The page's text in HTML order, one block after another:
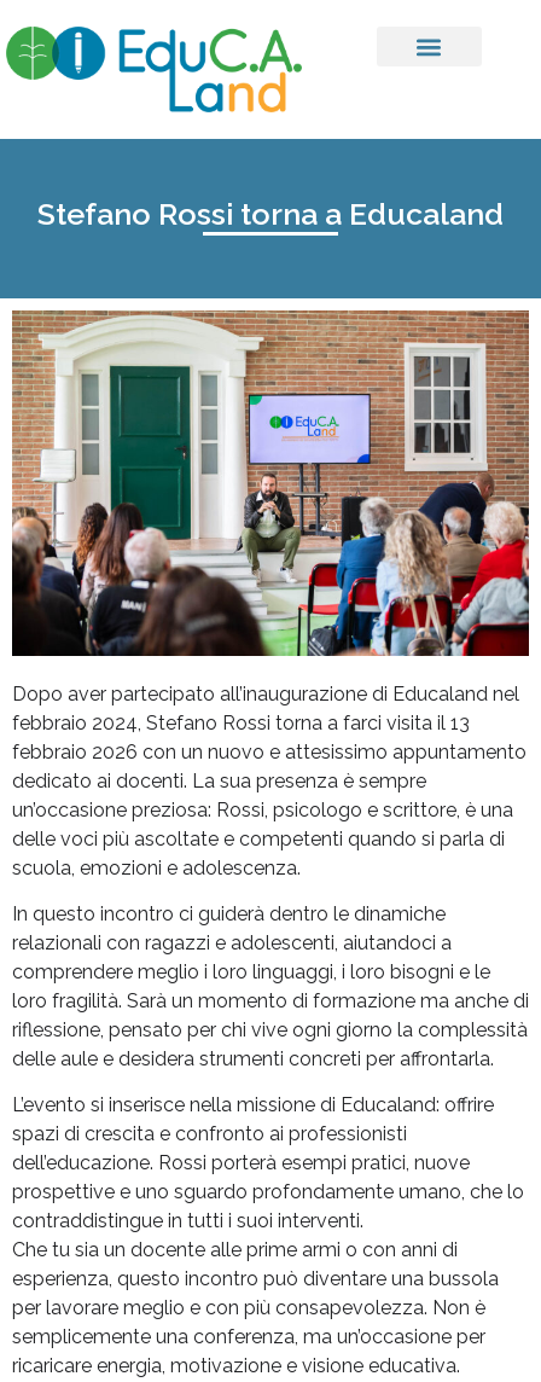
Stefano Rossi torna a Educaland
Dopo aver partecipato all’inaugurazione di Educaland nel
febbraio 2024, Stefano Rossi torna a farci visita il 13
febbraio 2026 con un nuovo e attesissimo appuntamento
dedicato ai docenti. La sua presenza è sempre
un’occasione preziosa: Rossi, psicologo e scrittore, è una
delle voci più ascoltate e competenti quando si parla di
scuola, emozioni e adolescenza.
In questo incontro ci guiderà dentro le dinamiche
relazionali con ragazzi e adolescenti, aiutandoci a
comprendere meglio i loro linguaggi, i loro bisogni e le
loro fragilità. Sarà un momento di formazione ma anche di
riflessione, pensato per chi vive ogni giorno la complessità
delle aule e desidera strumenti concreti per affrontarla.
L’evento si inserisce nella missione di Educaland: offrire
spazi di crescita e confronto ai professionisti
dell’educazione. Rossi porterà esempi pratici, nuove
prospettive e uno sguardo profondamente umano, che lo
contraddistingue in tutti i suoi interventi.
Che tu sia un docente alle prime armi o con anni di
esperienza, questo incontro può diventare una bussola
per lavorare meglio e con più consapevolezza. Non è
semplicemente una conferenza, ma un’occasione per
ricaricare energia, motivazione e visione educativa.